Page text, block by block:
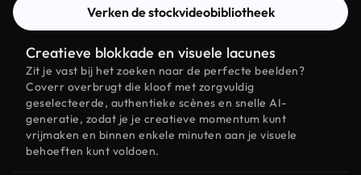
Verken de stockvideobibliotheek
Creatieve blokkade en visuele lacunes
Zit je vast bij het zoeken naar de perfecte beelden?
Coverr overbrugt die kloof met zorgvuldig
geselecteerde, authentieke scènes en snelle AI-
generatie, zodat je je creatieve momentum kunt
vrijmaken en binnen enkele minuten aan je visuele
behoeften kunt voldoen.